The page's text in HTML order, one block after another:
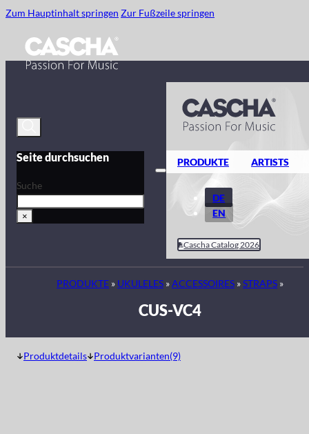
Zum Hauptinhalt springen Zur Fußzeile springen
Seite durchsuchen
Suche
×
PRODUKTE ARTISTS
DE
EN
Cascha Catalog 2026
PRODUKTE » UKULELES »ACCESSOIRES »STRAPS »
CUS-VC4
Produktdetails Produktvarianten(9)